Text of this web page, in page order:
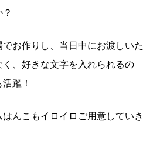
お作りし、当日中にお渡しいた
、好きな文字を入れられるの
躍！
んこもイロイロご用意していき